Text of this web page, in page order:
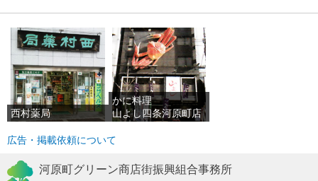
西村薬局
かに料理
山よし四条河原町店
広告・掲載依頼について
河原町グリーン商店街振興組合事務所